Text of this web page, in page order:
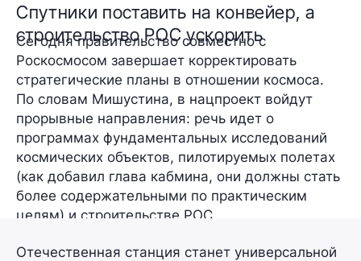
Спутники поставить на конвейер, а
строительство РОС ускорить
Сегодня правительство совместно с
Роскосмосом завершает корректировать
стратегические планы в отношении космоса.
По словам Мишустина, в нацпроект войдут
прорывные направления: речь идет о
программах фундаментальных исследований
космических объектов, пилотируемых полетах
(как добавил глава кабмина, они должны стать
более содержательными по практическим
целям) и строительстве РОС.
Отечественная станция станет универсальной